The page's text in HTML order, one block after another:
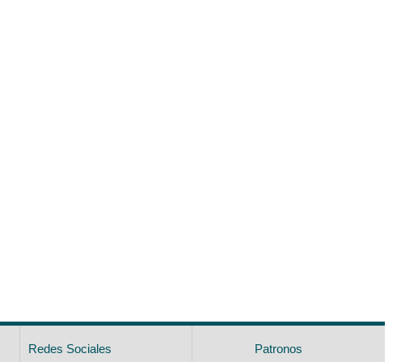
Redes Sociales Patronos